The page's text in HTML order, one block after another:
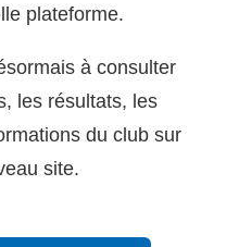
plateforme.
à consulter
les résultats, les
du club sur
site.